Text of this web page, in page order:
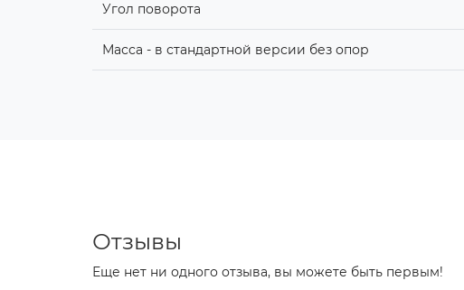
Угол поворота
Масса - в стандартной версии без опор
Отзывы
Еще нет ни одного отзыва, вы можете быть первым!